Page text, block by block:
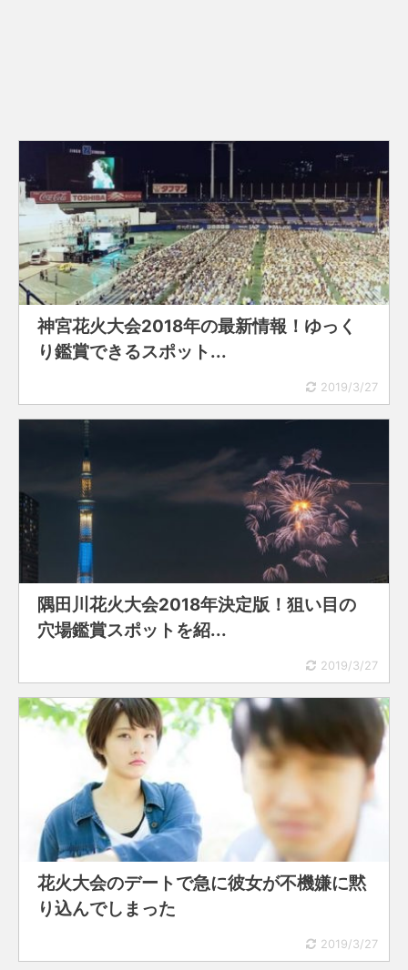
神宮花火大会2018年の最新情報！ゆっく
り鑑賞できるスポット...
2019/3/27
隅田川花火大会2018年決定版！狙い目の
穴場鑑賞スポットを紹...
2019/3/27
花火大会のデートで急に彼女が不機嫌に黙
り込んでしまった
2019/3/27